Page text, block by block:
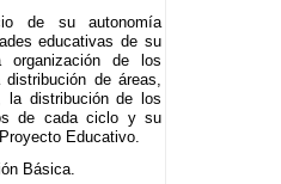
de su autonomía
educativas de su
organización de los
de áreas,
la distribución de los
de cada ciclo y su
Educativo.
Básica.